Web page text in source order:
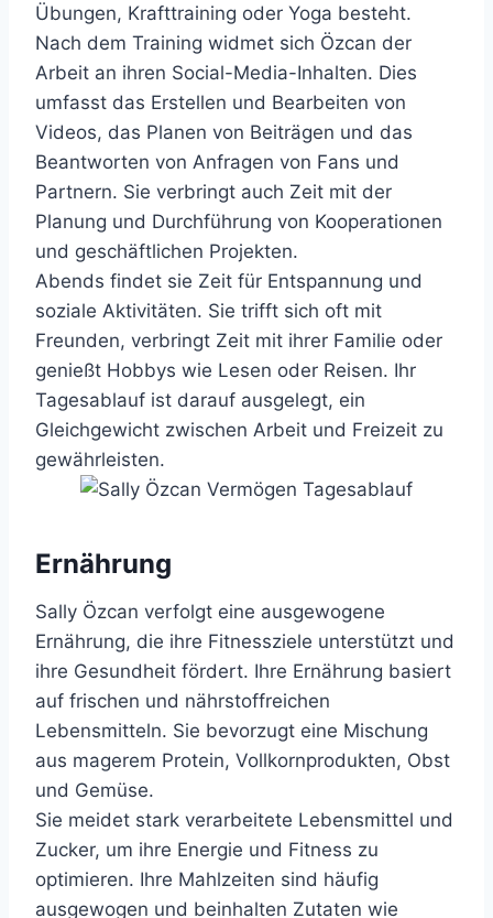
Übungen, Krafttraining oder Yoga besteht.
Nach dem Training widmet sich Özcan der
Arbeit an ihren Social-Media-Inhalten. Dies
umfasst das Erstellen und Bearbeiten von
Videos, das Planen von Beiträgen und das
Beantworten von Anfragen von Fans und
Partnern. Sie verbringt auch Zeit mit der
Planung und Durchführung von Kooperationen
und geschäftlichen Projekten.
Abends findet sie Zeit für Entspannung und
soziale Aktivitäten. Sie trifft sich oft mit
Freunden, verbringt Zeit mit ihrer Familie oder
genießt Hobbys wie Lesen oder Reisen. Ihr
Tagesablauf ist darauf ausgelegt, ein
Gleichgewicht zwischen Arbeit und Freizeit zu
gewährleisten.
Ernährung
Sally Özcan verfolgt eine ausgewogene
Ernährung, die ihre Fitnessziele unterstützt und
ihre Gesundheit fördert. Ihre Ernährung basiert
auf frischen und nährstoffreichen
Lebensmitteln. Sie bevorzugt eine Mischung
aus magerem Protein, Vollkornprodukten, Obst
und Gemüse.
Sie meidet stark verarbeitete Lebensmittel und
Zucker, um ihre Energie und Fitness zu
optimieren. Ihre Mahlzeiten sind häufig
ausgewogen und beinhalten Zutaten wie